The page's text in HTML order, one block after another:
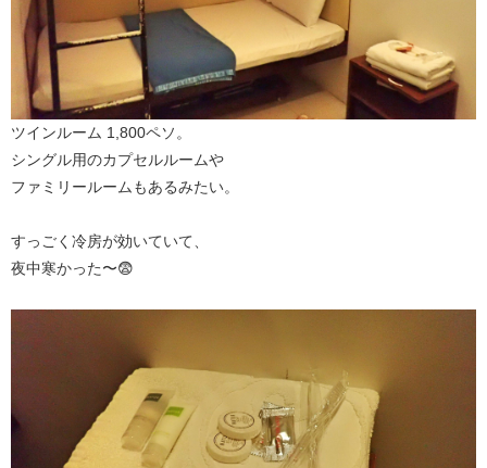
ツインルーム 1,800ペソ。
シングル用のカプセルルームや
ファミリールームもあるみたい。
すっごく冷房が効いていて、
夜中寒かった〜😨